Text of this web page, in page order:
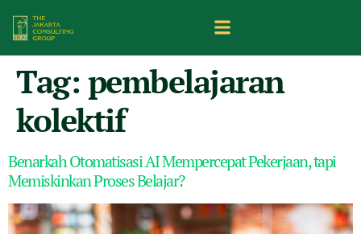
Tag: pembelajaran
kolektif
Benarkah Otomatisasi AI Mempercepat Pekerjaan, tapi
Memiskinkan Proses Belajar?